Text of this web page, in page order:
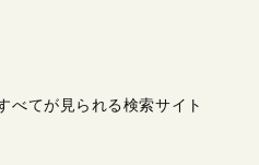
べてが見られる検索サイト